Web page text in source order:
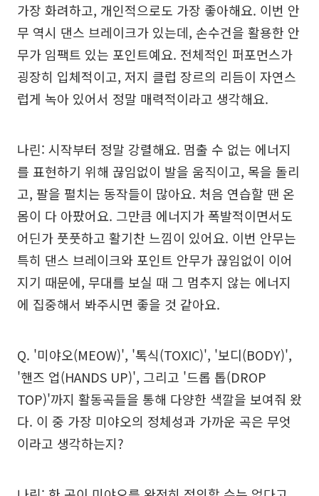
가장 화려하고, 개인적으로도 가장 좋아해요. 이번 안
무 역시 댄스 브레이크가 있는데, 손수건을 활용한 안
무가 임팩트 있는 포인트예요. 전체적인 퍼포먼스가
굉장히 입체적이고, 저지 클럽 장르의 리듬이 자연스
럽게 녹아 있어서 정말 매력적이라고 생각해요.
나린: 시작부터 정말 강렬해요. 멈출 수 없는 에너지
를 표현하기 위해 끊임없이 발을 움직이고, 목을 돌리
고, 팔을 펼치는 동작들이 많아요. 처음 연습할 땐 온
몸이 다 아팠어요. 그만큼 에너지가 폭발적이면서도
어딘가 풋풋하고 활기찬 느낌이 있어요. 이번 안무는
특히 댄스 브레이크와 포인트 안무가 끊임없이 이어
지기 때문에, 무대를 보실 때 그 멈추지 않는 에너지
에 집중해서 봐주시면 좋을 것 같아요.
Q. '미야오(MEOW)', '톡식(TOXIC)', '보디(BODY)',
'핸즈 업(HANDS UP)', 그리고 '드롭 톱(DROP
TOP)'까지 활동곡들을 통해 다양한 색깔을 보여줘 왔
다. 이 중 가장 미야오의 정체성과 가까운 곡은 무엇
이라고 생각하는지?